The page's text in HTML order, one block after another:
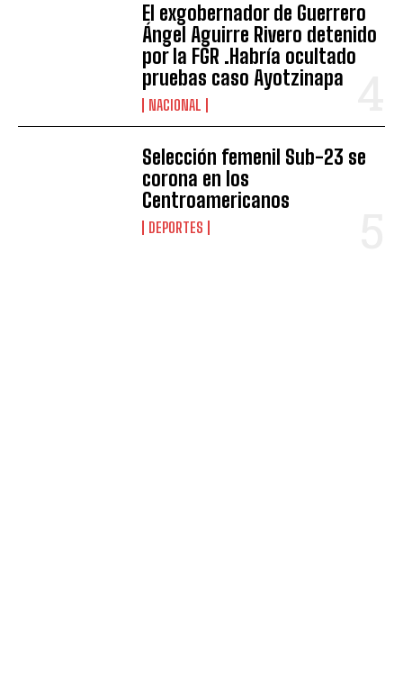
El exgobernador de Guerrero
Ángel Aguirre Rivero detenido
por la FGR .Habría ocultado
pruebas caso Ayotzinapa
NACIONAL
Selección femenil Sub-23 se
corona en los
Centroamericanos
DEPORTES